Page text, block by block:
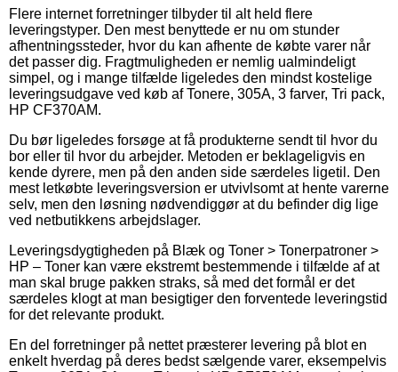
Flere internet forretninger tilbyder til alt held flere
leveringstyper. Den mest benyttede er nu om stunder
afhentningssteder, hvor du kan afhente de købte varer når
det passer dig. Fragtmuligheden er nemlig ualmindeligt
simpel, og i mange tilfælde ligeledes den mindst kostelige
leveringsudgave ved køb af Tonere, 305A, 3 farver, Tri pack,
HP CF370AM.
Du bør ligeledes forsøge at få produkterne sendt til hvor du
bor eller til hvor du arbejder. Metoden er beklageligvis en
kende dyrere, men på den anden side særdeles ligetil. Den
mest letkøbte leveringsversion er utvivlsomt at hente varerne
selv, men den løsning nødvendiggør at du befinder dig lige
ved netbutikkens arbejdslager.
Leveringsdygtigheden på Blæk og Toner > Tonerpatroner >
HP – Toner kan være ekstremt bestemmende i tilfælde af at
man skal bruge pakken straks, så med det formål er det
særdeles klogt at man besigtiger den forventede leveringstid
for det relevante produkt.
En del forretninger på nettet præsterer levering på blot en
enkelt hverdag på deres bedst sælgende varer, eksempelvis